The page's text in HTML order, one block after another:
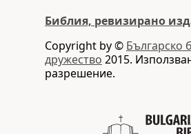
Библия, ревизирано
Copyright by © Българско
дружество 2015.
разрешение.